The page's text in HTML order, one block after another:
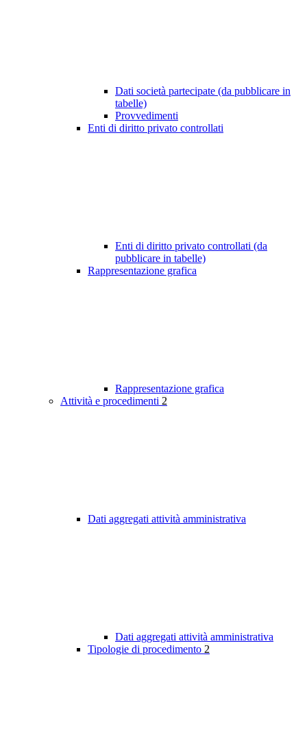
Dati società partecipate (da pubblicare in
tabelle)
Provvedimenti
Enti di diritto privato controllati
Enti di diritto privato controllati (da
pubblicare in tabelle)
Rappresentazione grafica
Rappresentazione grafica
Attività e procedimenti 2
Dati aggregati attività amministrativa
Dati aggregati attività amministrativa
Tipologie di procedimento 2